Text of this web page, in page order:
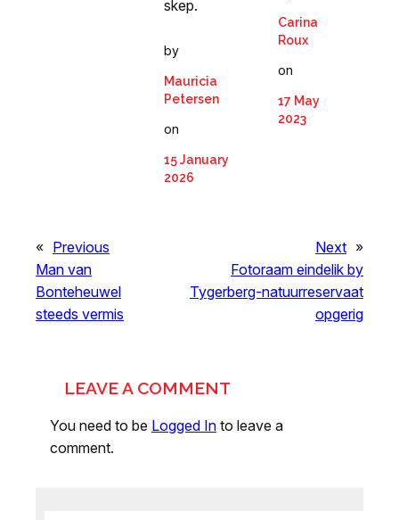
skep.
by
Mauricia
Petersen
on
15 January
2026
Carina
Roux
on
17 May
2023
« Previous
Man van
Bonteheuwel
steeds vermis
Next »
Fotoraam eindelik by
Tygerberg-natuurreservaat
opgerig
LEAVE A COMMENT
You need to be Logged In to leave a
comment.